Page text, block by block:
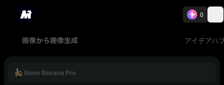
0
画像から画像生成 アイデアハ
Nano Banana Pro